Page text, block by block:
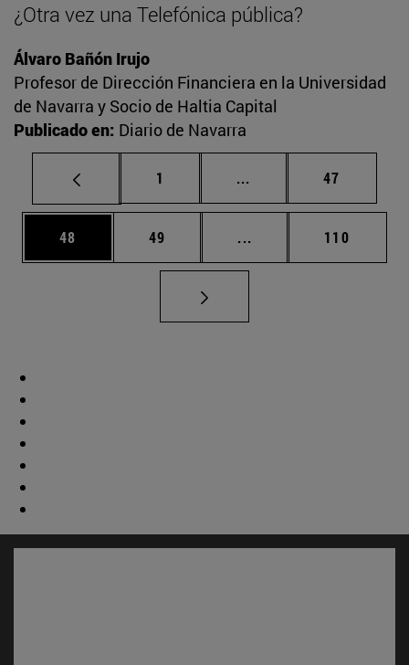
¿Otra vez una Telefónica pública?
Álvaro Bañón Irujo
Profesor de Dirección Financiera en la Universidad
de Navarra y Socio de Haltia Capital
Publicado en: Diario de Navarra
Página
1 ... Páginas intermedias
Página
47
Página
48 Página
49 ... Páginas intermedias
Página
110